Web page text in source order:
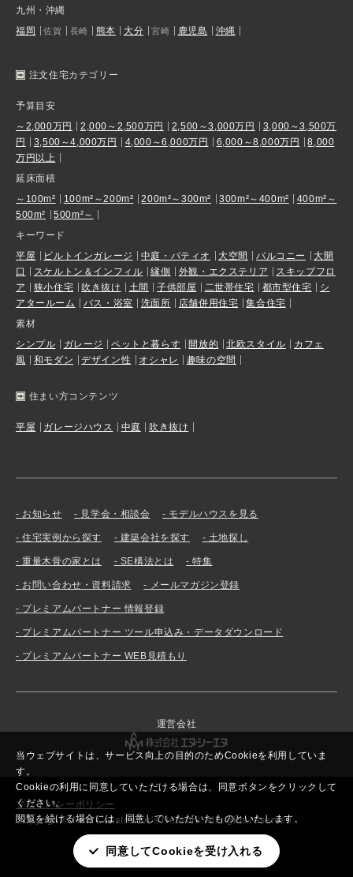
当ウェブサイトは、サービス向上の目的のためCookieを利用していま
す。
Cookieの利用に同意していただける場合は、同意ボタンをクリックして
ください。
閲覧を続ける場合には、同意していただいたものといたします。
同意してCookieを受け入れる
九州・沖縄
福岡
佐賀 長崎 熊本 大分 宮崎 鹿児島 沖縄
注文住宅カテゴリー
予算目安
～2,000万円
2,000～2,500万円 2,500～3,000万円
3,000～3,500万
円
3,500～4,000万円 4,000～6,000万円 6,000～8,000万円
8,000
万円以上
延床面積
～100m²
100m²～200m² 200m²～300m² 300m²～400m²
400m²～
500m²
500m²～
キーワード
平屋
ビルトインガレージ 中庭・パティオ 大空間 バルコニー
大開
口
スケルトン＆インフィル 縁側 外観・エクステリア
スキップフロ
ア
狭小住宅 吹き抜け 土間 子供部屋 二世帯住宅 都市型住宅
シ
アタールーム
バス・浴室 洗面所 店舗併用住宅
集合住宅
素材
シンプル
ガレージ ペットと暮らす 開放的 北欧スタイル
カフェ
風
和モダン デザイン性 オシャレ 趣味の空間
住まい方コンテンツ
平屋 ガレージハウス 中庭 吹き抜け
お知らせ 見学会・相談会 モデルハウスを見る
住宅実例から探す 建築会社を探す 土地探し
重量木骨の家とは SE構法とは 特集
お問い合わせ・資料請求 メールマガジン登録
プレミアムパートナー 情報登録
プレミアムパートナー ツール申込み・データダウンロード
プレミアムパートナー WEB見積もり
運営会社
プライバシーポリシー
Copyright© New Constructor’s Network. All rights reserved.